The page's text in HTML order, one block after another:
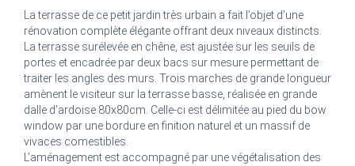
La terrasse de ce petit jardin très urbain a fait l’objet d’une
rénovation complète élégante offrant deux niveaux distincts.
La terrasse surélevée en chêne, est ajustée sur les seuils de
portes et encadrée par deux bacs sur mesure permettant de
traiter les angles des murs. Trois marches de grande longueur
amènent le visiteur sur la terrasse basse, réalisée en grande
dalle d’ardoise 80x80cm. Celle-ci est délimitée au pied du bow
window par une bordure en finition naturel et un massif de
vivaces comestibles.
L’aménagement est accompagné par une végétalisation des